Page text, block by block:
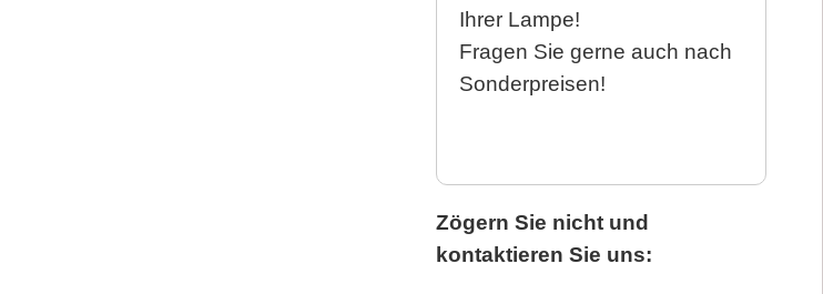
Ihrer Lampe!
Fragen Sie gerne auch nach
Sonderpreisen!
Zögern Sie nicht und
kontaktieren Sie uns: